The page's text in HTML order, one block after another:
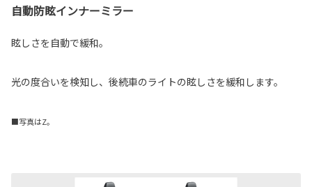
自動防眩インナーミラー
眩しさを自動で緩和。
光の度合いを検知し、後続車のライトの眩しさを緩和します。
■写真はZ。